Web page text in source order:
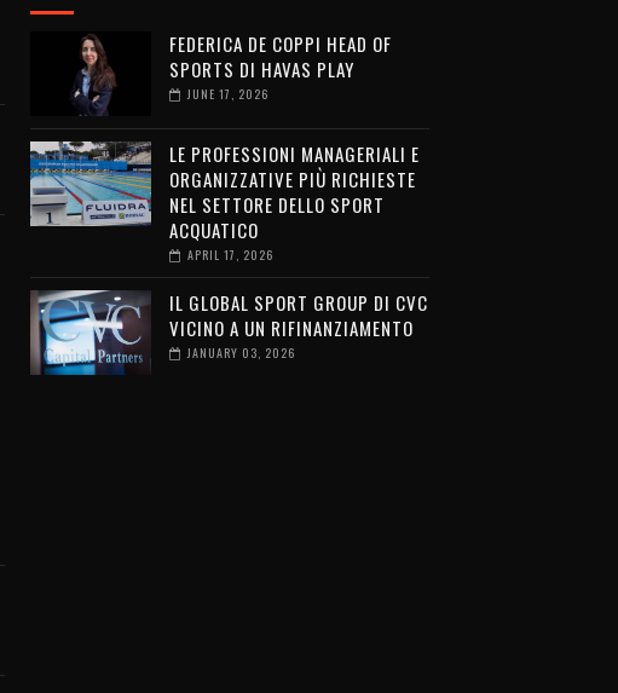
FEDERICA DE COPPI HEAD OF
SPORTS DI HAVAS PLAY
JUNE 17, 2026
LE PROFESSIONI MANAGERIALI E
ORGANIZZATIVE PIÙ RICHIESTE
NEL SETTORE DELLO SPORT
ACQUATICO
APRIL 17, 2026
IL GLOBAL SPORT GROUP DI CVC
VICINO A UN RIFINANZIAMENTO
JANUARY 03, 2026